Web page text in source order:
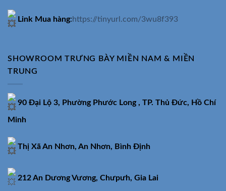
Link Mua hàng:https://tinyurl.com/3wu8f393
SHOWROOM TRƯNG BÀY MIỀN NAM & MIỀN
TRUNG
90 Đại Lộ 3, Phường Phước Long , TP. Thủ Đức, Hồ Chí
Minh
Thị Xã An Nhơn, An Nhơn, Bình Định
212 An Dương Vương, Chưpưh, Gia Lai